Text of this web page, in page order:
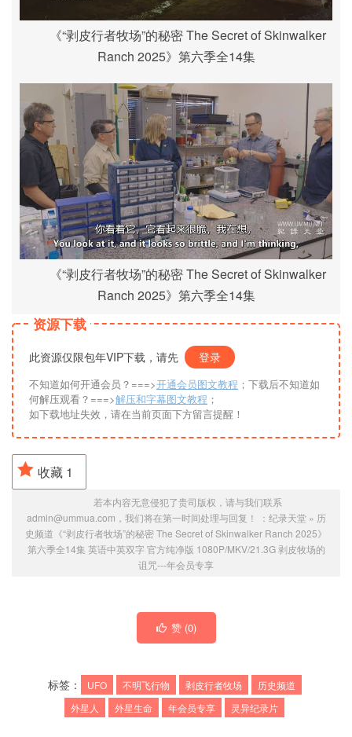
《“剥皮行者牧场”的秘密 The Secret of Skinwalker
Ranch 2025》第六季全14集
《“剥皮行者牧场”的秘密 The Secret of Skinwalker
Ranch 2025》第六季全14集
资源下载
此资源仅限包年VIP下载，请先 登录
不知道如何开通会员？===>开通会员图文教程 ；下载后不知道如
何解压观看？===>解压和字幕图文教程 ；
如下载地址失效，请在当前页面下方留言提醒！
收藏 1
若本内容无意侵犯了贵司版权，请与我们联系
admin@ummua.com，我们将在第一时间处理与回复！ ： 纪录天堂» 历
史频道《“剥皮行者牧场”的秘密 The Secret of Skinwalker Ranch 2025》
第六季全14集 英语中英双字 官方纯净版 1080P/MKV/21.3G 剥皮牧场的
诅咒---年会员专享
赞 (0)
标签： UFO 不明飞行物 剥皮行者牧场
历史频道
外星人
外星生命 年会员专享 灵异纪录片